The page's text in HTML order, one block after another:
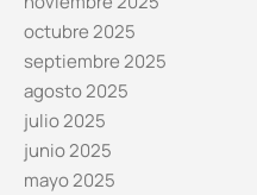
octubre 2025
septiembre 2025
agosto 2025
julio 2025
junio 2025
mayo 2025